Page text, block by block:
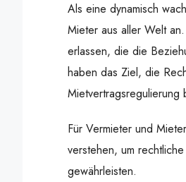
Als eine dynamisch
Mieter aus aller Welt
erlassen, die die
haben das Ziel, die
Mietvertragsregulierung
Für Vermieter und
verstehen, um
gewährleisten.